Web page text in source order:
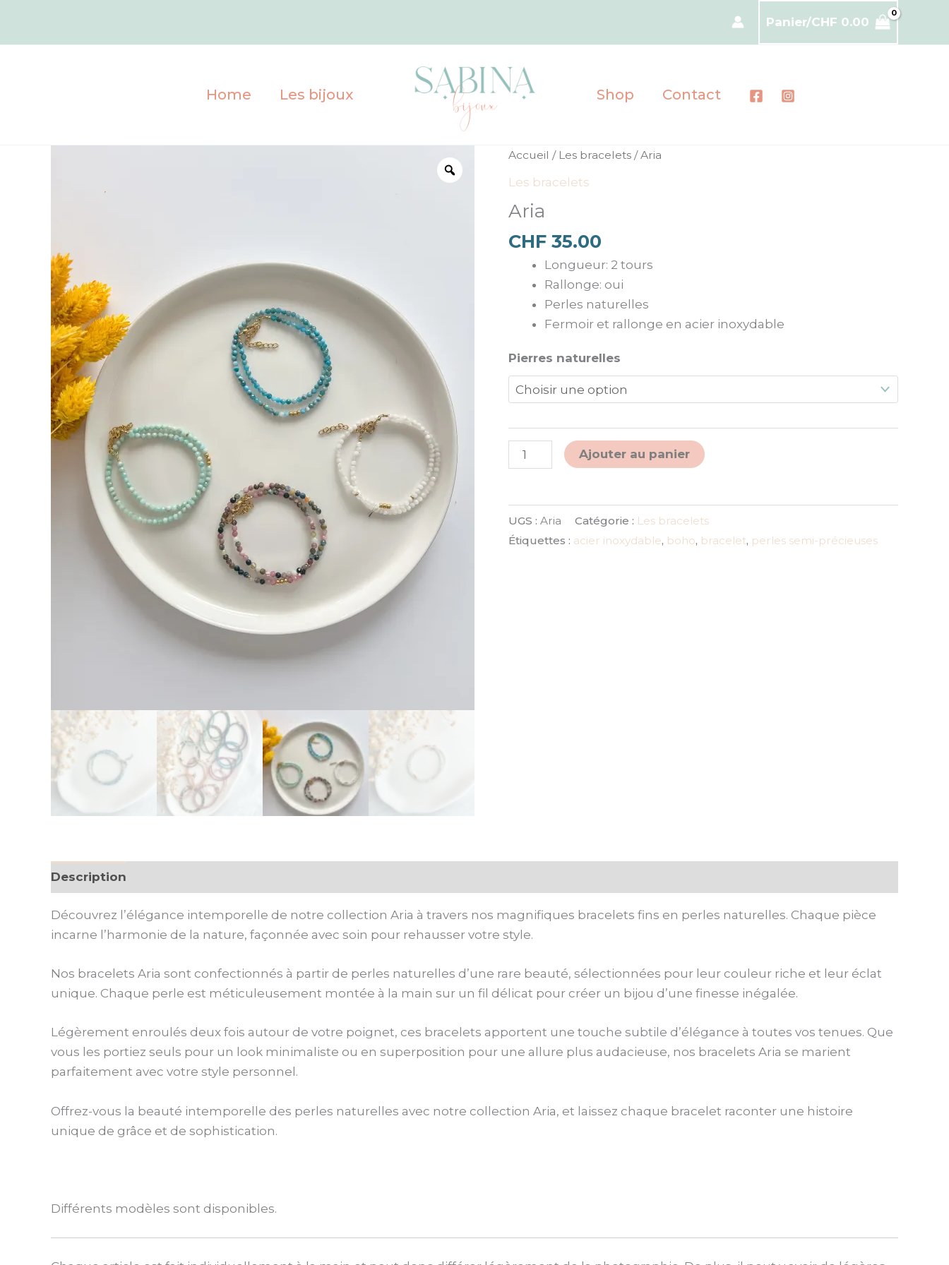
contenu
Panier/CHF 0.00
Home Les bijoux Shop Contact
Accueil / Les bracelets / Aria
Les bracelets
Aria
CHF 35.00
Longueur: 2 tours
Rallonge: oui
Perles naturelles
Fermoir et rallonge en acier inoxydable
Pierres naturelles
quantité
Ajouter au panier Alternative:
UGS : Aria Catégorie : Les bracelets
Étiquettes : acier inoxydable, boho, bracelet, perles semi-précieuses
Description
Découvrez l’élégance intemporelle de notre collection Aria à travers nos magnifiques bracelets fins en perles naturelles. Chaque pièce
incarne l’harmonie de la nature, façonnée avec soin pour rehausser votre style.
Nos bracelets Aria sont confectionnés à partir de perles naturelles d’une rare beauté, sélectionnées pour leur couleur riche et leur éclat
unique. Chaque perle est méticuleusement montée à la main sur un fil délicat pour créer un bijou d’une finesse inégalée.
Légèrement enroulés deux fois autour de votre poignet, ces bracelets apportent une touche subtile d’élégance à toutes vos tenues. Que
vous les portiez seuls pour un look minimaliste ou en superposition pour une allure plus audacieuse, nos bracelets Aria se marient
parfaitement avec votre style personnel.
Offrez-vous la beauté intemporelle des perles naturelles avec notre collection Aria, et laissez chaque bracelet raconter une histoire
unique de grâce et de sophistication.
Différents modèles sont disponibles.